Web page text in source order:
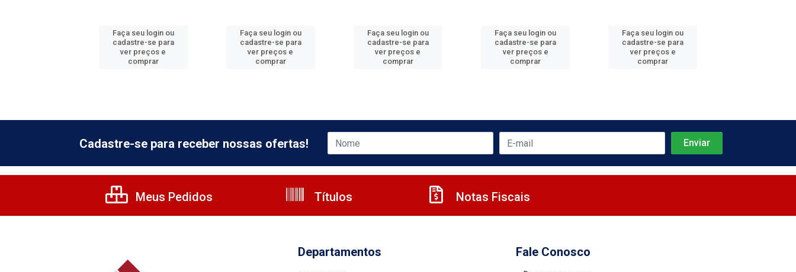
Faça seu login ou
cadastre-se para
ver preços e
comprar
Faça seu login ou
cadastre-se para
ver preços e
comprar
Faça seu login ou
cadastre-se para
ver preços e
comprar
Faça seu login ou
cadastre-se para
ver preços e
comprar
Faça seu login ou
cadastre-se para
ver preços e
comprar
Cadastre-se para receber nossas ofertas!
Meus Pedidos Títulos Notas Fiscais
Departamentos Fale Conosco